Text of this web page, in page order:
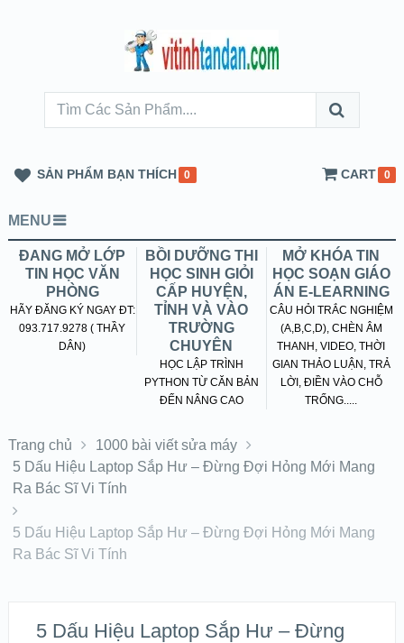
SẢN PHẨM BẠN THÍCH 0 CART 0
MENU
ĐANG MỞ LỚP
TIN HỌC VĂN
PHÒNG
HÃY ĐĂNG KÝ NGAY ĐT:
093.717.9278 ( THẦY
DÂN)
BỒI DƯỠNG THI
HỌC SINH GIỎI
CẤP HUYỆN,
TỈNH VÀ VÀO
TRƯỜNG
CHUYÊN
HỌC LẬP TRÌNH
PYTHON TỪ CĂN BẢN
ĐẾN NÂNG CAO
MỞ KHÓA TIN
HỌC SOẠN GIÁO
ÁN E-LEARNING
CÂU HỎI TRẮC NGHIỆM
(A,B,C,D), CHÈN ÂM
THANH, VIDEO, THỜI
GIAN THẢO LUẬN, TRẢ
LỜI, ĐIỀN VÀO CHỖ
TRỐNG.....
Trang chủ
1000 bài viết sửa máy
5 Dấu Hiệu Laptop Sắp Hư – Đừng Đợi Hỏng Mới Mang
Ra Bác Sĩ Vi Tính
5 Dấu Hiệu Laptop Sắp Hư – Đừng Đợi Hỏng Mới Mang
Ra Bác Sĩ Vi Tính
5 Dấu Hiệu Laptop Sắp Hư – Đừng